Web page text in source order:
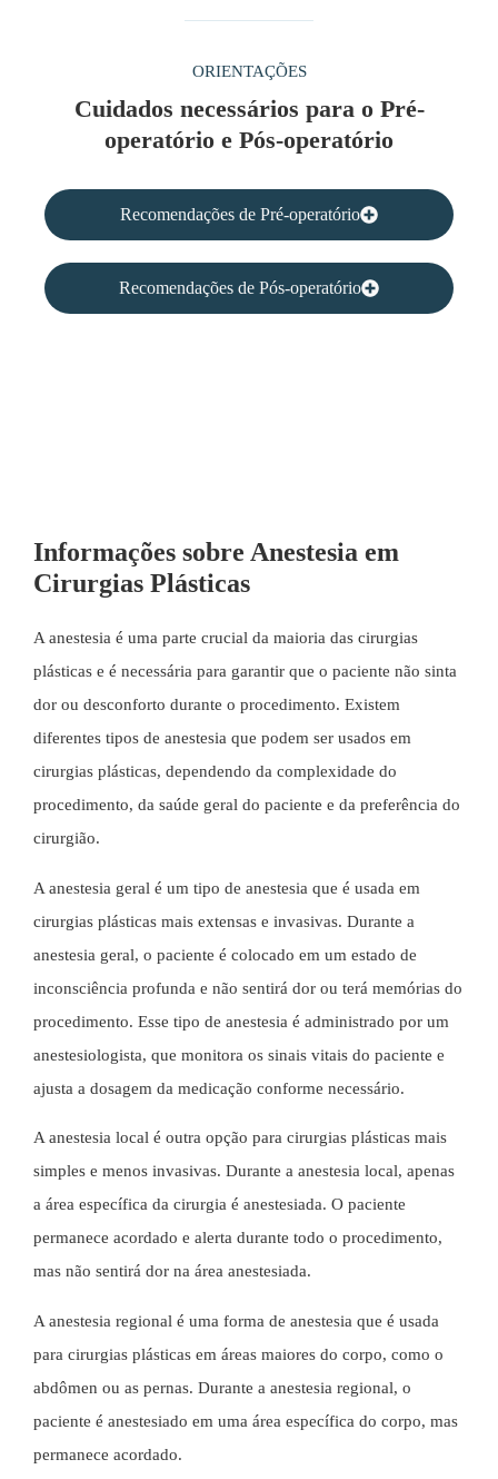
ORIENTAÇÕES
Cuidados necessários para o Pré-
operatório e Pós-operatório
Recomendações de Pré-operatório
Recomendações de Pós-operatório
Informações sobre Anestesia em
Cirurgias Plásticas
A anestesia é uma parte crucial da maioria das cirurgias
plásticas e é necessária para garantir que o paciente não sinta
dor ou desconforto durante o procedimento. Existem
diferentes tipos de anestesia que podem ser usados em
cirurgias plásticas, dependendo da complexidade do
procedimento, da saúde geral do paciente e da preferência do
cirurgião.
A anestesia geral é um tipo de anestesia que é usada em
cirurgias plásticas mais extensas e invasivas. Durante a
anestesia geral, o paciente é colocado em um estado de
inconsciência profunda e não sentirá dor ou terá memórias do
procedimento. Esse tipo de anestesia é administrado por um
anestesiologista, que monitora os sinais vitais do paciente e
ajusta a dosagem da medicação conforme necessário.
A anestesia local é outra opção para cirurgias plásticas mais
simples e menos invasivas. Durante a anestesia local, apenas
a área específica da cirurgia é anestesiada. O paciente
permanece acordado e alerta durante todo o procedimento,
mas não sentirá dor na área anestesiada.
A anestesia regional é uma forma de anestesia que é usada
para cirurgias plásticas em áreas maiores do corpo, como o
abdômen ou as pernas. Durante a anestesia regional, o
paciente é anestesiado em uma área específica do corpo, mas
permanece acordado.